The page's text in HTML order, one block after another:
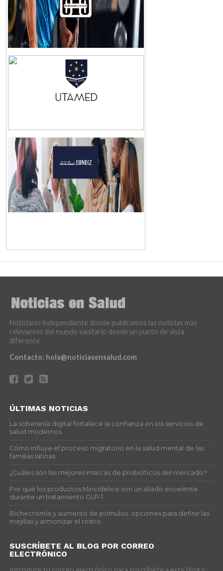
Noticiario independiente donde publicamos las noticias más
relevantes del mundo sanitario desde un punto de vista
diferente.
Contacto: hola@noticiasensalud.com
ÚLTIMAS NOTICIAS
La soberanía digital fortalece la confianza en los servicios de
salud modernos
Cómo influye el proceso migratorio en la salud mental de las
familias latinas
¿Cuáles son las mejores marcas de probióticos del mercado?
Por qué los productos Mincidelice son un aliado excelente
durante un tratamiento GLP-1
Bichectomía y aumento de pómulos: opciones para definir las
mejillas y armonizar el rostro
SUSCRÍBETE AL BLOG POR CORREO
ELECTRÓNICO